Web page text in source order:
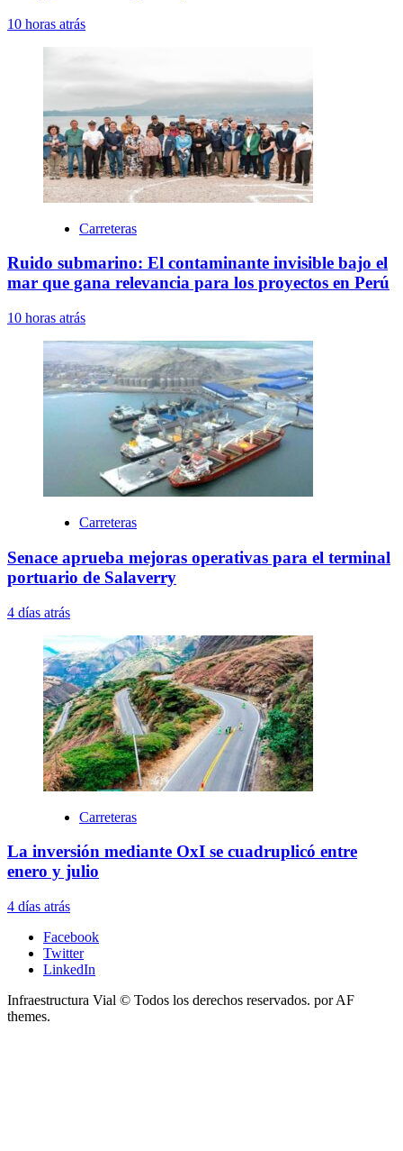
10 horas atrás
Carreteras
Ruido submarino: El contaminante invisible bajo el
mar que gana relevancia para los proyectos en Perú
10 horas atrás
Carreteras
Senace aprueba mejoras operativas para el terminal
portuario de Salaverry
4 días atrás
Carreteras
La inversión mediante OxI se cuadruplicó entre
enero y julio
4 días atrás
Facebook
Twitter
LinkedIn
Infraestructura Vial © Todos los derechos reservados. por AF
themes.